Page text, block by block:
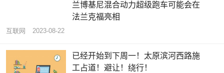
兰博基尼混合动力超级跑车可能会在
法兰克福亮相
互联网 2023-08-22
已经开始到下周一！太原滨河西路施
工占道！避让！绕行！